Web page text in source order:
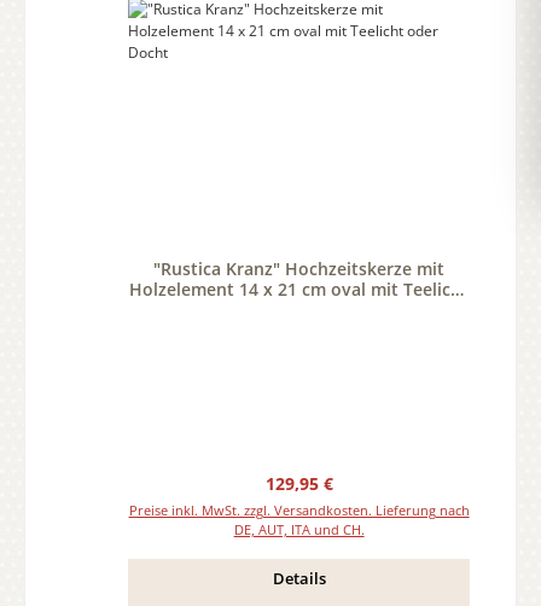
"Rustica Kranz" Hochzeitskerze mit
Holzelement 14 x 21 cm oval mit Teelicht
Regulärer Preis:
129,95 €
Preise inkl. MwSt. zzgl. Versandkosten. Lieferung nach
DE, AUT, ITA und CH.
Details